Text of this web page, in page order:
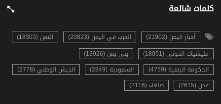
كلمات شائعة
أخبار اليمن (21902) الحرب في اليمن (20823)
اليمن (18303)
مليشيات الحوثي (18051)
يني يمن (13926)
الحكومة اليمنية (4759)
السعودية (2849)
الجيش الوطني (2778)
عدن (2615)
صنعاء (2116)